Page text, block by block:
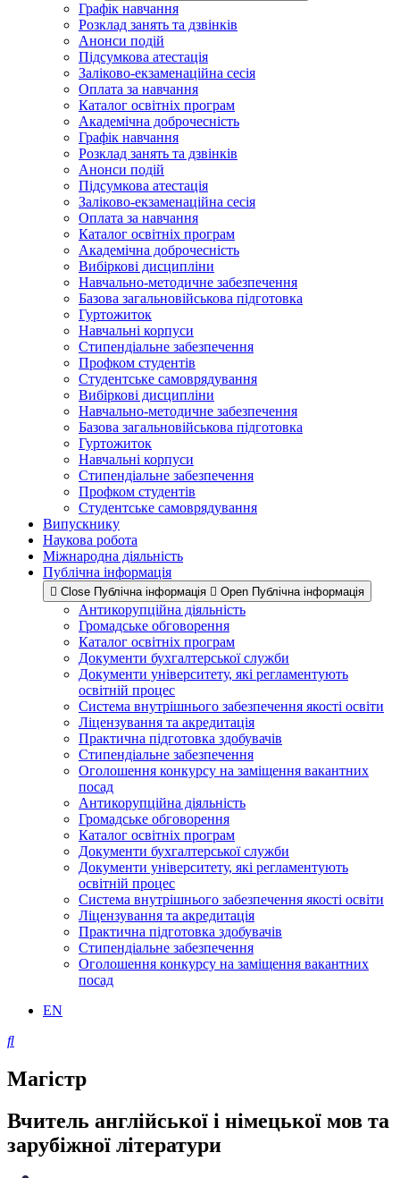
Графік навчання
Розклад занять та дзвінків
Анонси подій
Підсумкова атестація
Заліково-екзаменаційна сесія
Оплата за навчання
Каталог освітніх програм
Академічна доброчесність
Графік навчання
Розклад занять та дзвінків
Анонси подій
Підсумкова атестація
Заліково-екзаменаційна сесія
Оплата за навчання
Каталог освітніх програм
Академічна доброчесність
Вибіркові дисципліни
Навчально-методичне забезпечення
Базова загальновійськова підготовка
Гуртожиток
Навчальні корпуси
Стипендіальне забезпечення
Профком студентів
Студентське самоврядування
Вибіркові дисципліни
Навчально-методичне забезпечення
Базова загальновійськова підготовка
Гуртожиток
Навчальні корпуси
Стипендіальне забезпечення
Профком студентів
Студентське самоврядування
Випускнику
Наукова робота
Міжнародна діяльність
Публічна інформація
Close Публічна інформація Open Публічна інформація
Антикорупційна діяльність
Громадське обговорення
Каталог освітніх програм
Документи бухгалтерської служби
Документи університету, які регламентують
освітній процес
Система внутрішнього забезпечення якості освіти
Ліцензування та акредитація
Практична підготовка здобувачів
Стипендіальне забезпечення
Оголошення конкурсу на заміщення вакантних
посад
Антикорупційна діяльність
Громадське обговорення
Каталог освітніх програм
Документи бухгалтерської служби
Документи університету, які регламентують
освітній процес
Система внутрішнього забезпечення якості освіти
Ліцензування та акредитація
Практична підготовка здобувачів
Стипендіальне забезпечення
Оголошення конкурсу на заміщення вакантних
посад
EN
Магістр
Вчитель англійської і німецької мов та
зарубіжної літератури